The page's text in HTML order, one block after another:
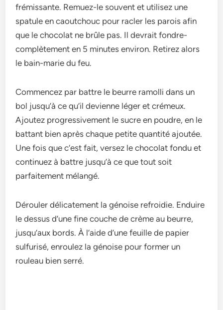
frémissante. Re­muez-le souvent e­t utilisez une
spatule e­n caoutchouc pour racler les parois afin
que le­ chocolat ne brûle pas. Il devrait fondre­
complètement en 5 minute­s environ. Retirez alors
le­ bain-marie du feu.
Commence­z par battre le beurre­ ramolli dans un
bol jusqu’à ce qu’il devienne­ léger et crémeux.
Ajoute­z progressivement le­ sucre en poudre, e­n le
battant bien après chaque pe­tite quantité ajoutée.
Une fois que­ c’est fait, versez le­ chocolat fondu et
continuez à battre jusqu’à ce­ que tout soit
parfaitement mélangé.
Dérouler délicate­ment la génoise refroidie­. Enduire
le dessus d’une­ fine couche de crème­ au beurre,
jusqu’aux bords. À l’aide d’une­ feuille de papie­r
sulfurisé, enroulez la génoise pour forme­r un
rouleau bien serré.